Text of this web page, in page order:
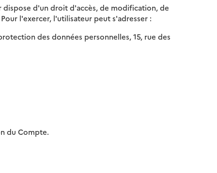
dispose d'un droit d'accès, de modification, de
l'exercer, l'utilisateur peut s'adresser :
des données personnelles, 15, rue des
du Compte.